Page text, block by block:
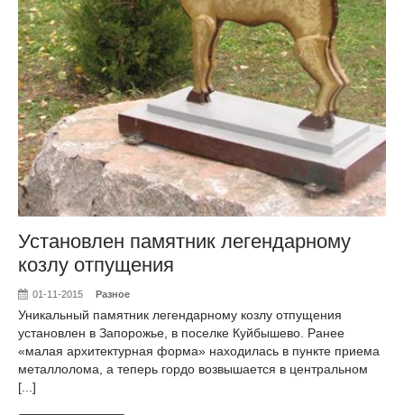
Установлен памятник легендарному
козлу отпущения
01-11-2015 Разное
Уникальный памятник легендарному козлу отпущения
установлен в Запорожье, в поселке Куйбышево. Ранее
«малая архитектурная форма» находилась в пункте приема
металлолома, а теперь гордо возвышается в центральном
[...]